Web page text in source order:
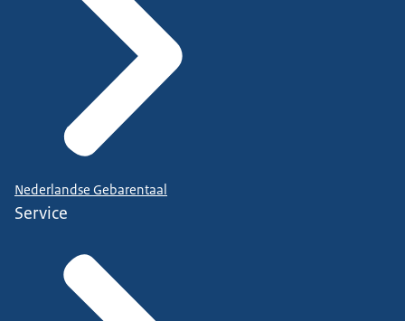
Nederlandse Gebarentaal
Service